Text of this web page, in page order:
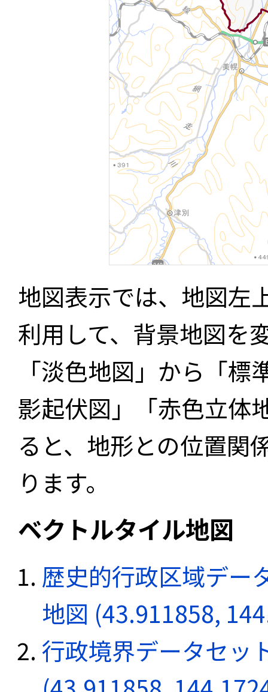
地図表示では、地図左
利用して、背景地図を
「淡色地図」から「
影起伏図」「赤色立体
ると、地形との位置関
ります。
ベクトルタイル地図
歴史的行政区域デー
地図 (43.911858,
行政境界データセッ